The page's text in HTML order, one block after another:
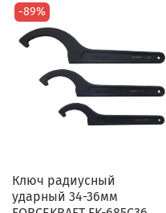
-89%
Ключ радиусный
ударный 34-36мм